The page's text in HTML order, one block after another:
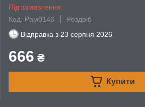
Під замовлення
Код: Рам0146
Роздріб
Відправка з 23 серпня 2026
666 ₴
Купити